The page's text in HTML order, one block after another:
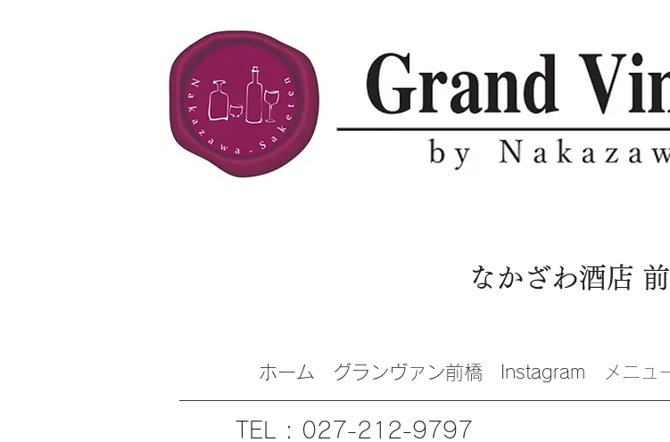
なかざわ酒店
ホーム グランヴァン前橋 Instagram メニュ
TEL : 027-212-9797